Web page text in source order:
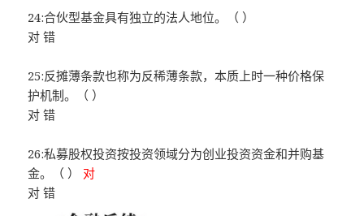
24:合伙型基金具有独立的法人地位。（ ）
对 错
25:反摊薄条款也称为反稀薄条款，本质上时一种价格保
护机制。（ ）
对 错
26:私募股权投资按投资领域分为创业投资资金和并购基
金。（ ） 对
对 错